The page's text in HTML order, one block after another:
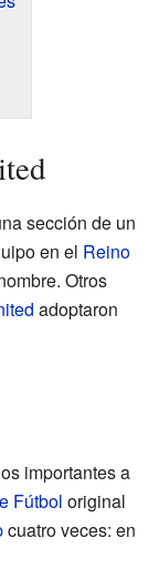
sección de un
en el Reino
Otros
adoptaron
importantes a
Fútbol original
cuatro veces: en